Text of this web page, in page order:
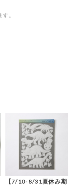
。
【7/10-8/31夏休み期